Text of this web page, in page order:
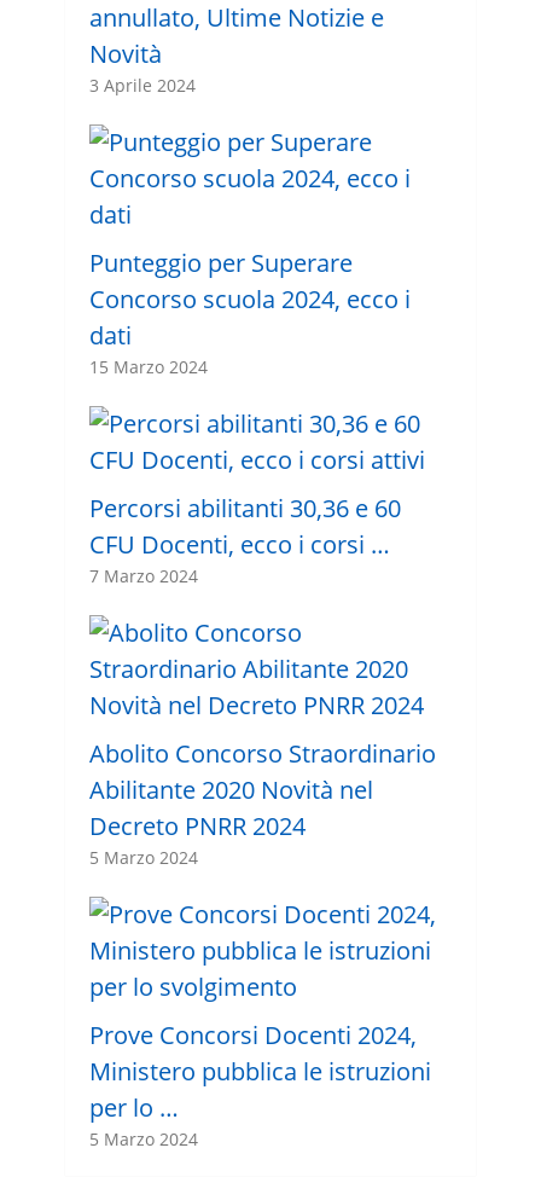
annullato, Ultime Notizie e
Novità
3 Aprile 2024
Punteggio per Superare
Concorso scuola 2024, ecco i
dati
15 Marzo 2024
Percorsi abilitanti 30,36 e 60
CFU Docenti, ecco i corsi …
7 Marzo 2024
Abolito Concorso Straordinario
Abilitante 2020 Novità nel
Decreto PNRR 2024
5 Marzo 2024
Prove Concorsi Docenti 2024,
Ministero pubblica le istruzioni
per lo …
5 Marzo 2024